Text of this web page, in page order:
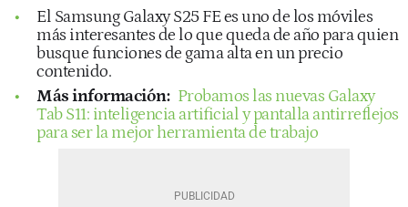
El Samsung Galaxy S25 FE es uno de los móviles
más interesantes de lo que queda de año para quien
busque funciones de gama alta en un precio
contenido.
Más información: Probamos las nuevas Galaxy
Tab S11: inteligencia artificial y pantalla antirreflejos
para ser la mejor herramienta de trabajo